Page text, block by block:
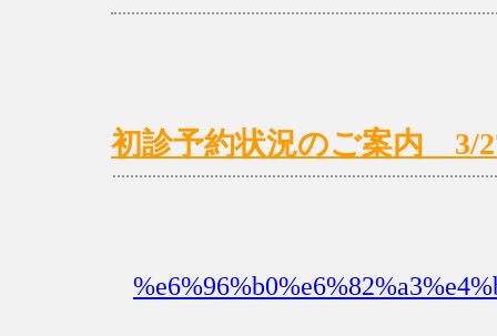
初診予約状況のご案内 3/